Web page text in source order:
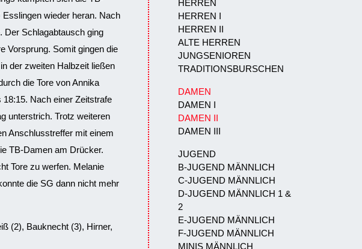
wieder heran. Nach
Der Schlagabtausch ging
Vorsprung. Somit gingen die
der zweiten Halbzeit ließen
die Tore von Annika
Nach einer Zeitstrafe
unterstrich. Trotz weiteren
Anschlusstreffer mit einem
TB-Damen am Drücker.
Tore zu werfen. Melanie
die SG dann nicht mehr
(2), Bauknecht (3), Hirner,
HERREN
HERREN I
HERREN II
ALTE HERREN
JUNGSENIOREN
TRADITIONSBURSCHEN
DAMEN
DAMEN I
DAMEN II
DAMEN III
JUGEND
B-JUGEND MÄNNLICH
C-JUGEND MÄNNLICH
D-JUGEND MÄNNLICH 1 &
2
E-JUGEND MÄNNLICH
F-JUGEND MÄNNLICH
MINIS MÄNNLICH